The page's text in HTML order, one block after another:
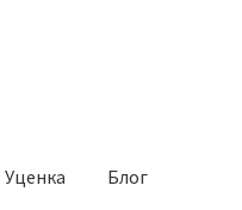
Уценка Блог